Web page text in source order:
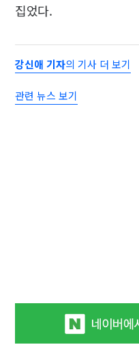
집었다.
강신애 기자의 기사 더 보기
관련 뉴스 보기